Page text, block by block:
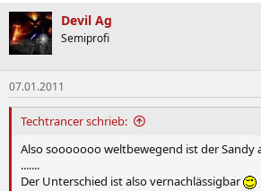
Devil Ag
Semiprofi
07.01.2011
Techtrancer schrieb:
Also sooooooo weltbewegend ist der Sandy
.......
Der Unterschied ist also vernachlässigbar